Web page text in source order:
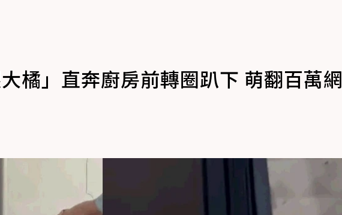
橘」直奔廚房前轉圈趴下 萌翻百萬網